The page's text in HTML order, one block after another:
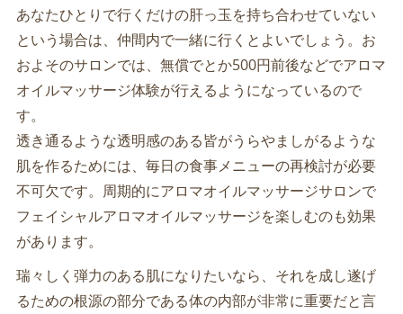
あなたひとりで行くだけの肝っ玉を持ち合わせていない
という場合は、仲間内で一緒に行くとよいでしょう。お
およそのサロンでは、無償でとか500円前後などでアロマ
オイルマッサージ体験が行えるようになっているので
す。
透き通るような透明感のある皆がうらやましがるような
肌を作るためには、毎日の食事メニューの再検討が必要
不可欠です。周期的にアロマオイルマッサージサロンで
フェイシャルアロマオイルマッサージを楽しむのも効果
があります。
瑞々しく弾力のある肌になりたいなら、それを成し遂げ
るための根源の部分である体の内部が非常に重要だと言